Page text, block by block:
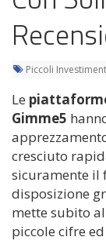
Piccoli
Le
Gimme5
cresciuto
sicuramente il
disposizione
mette subito
piccole cifre